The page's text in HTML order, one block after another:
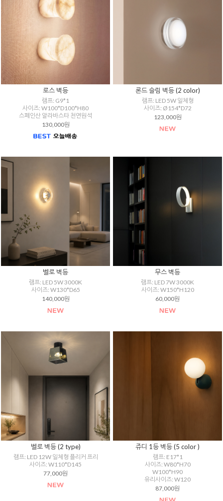
로스 벽등
램프: G9*1
사이즈: W100*D100*H80
스페인산 알라바스타 천연원석
130,000원
론드 슬림 벽등 (2 color)
램프: LED 5W 일체형
사이즈: Ø154*D72
123,000원
벨로 벽등
램프: LED 5W 3000K
사이즈: W130*D65
140,000원
무스 벽등
램프: LED 7W 3000K
사이즈: W150*H120
60,000원
벨로 벽등 (2 type)
램프: LED 12W 일체형 플리커 프리
사이즈: W110*D145
77,000원
쥬디 1등 벽등 (5 color )
램프: E17*1
사이즈: W80*H70
W100*H90
유리사이즈: W120
87,000원